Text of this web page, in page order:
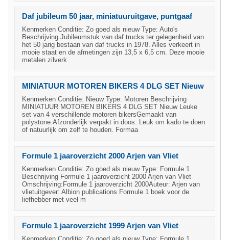
Daf jubileum 50 jaar, miniatuuruitgave, puntgaaf
Kenmerken Conditie: Zo goed als nieuw Type: Auto's
Beschrijving Jubileumstuk van daf trucks ter gelegenheid van
het 50 jarig bestaan van daf trucks in 1978. Alles verkeert in
mooie staat en de afmetingen zijn 13,5 x 6,5 cm. Deze mooie
metalen zilverk
MINIATUUR MOTOREN BIKERS 4 DLG SET Nieuw
Kenmerken Conditie: Nieuw Type: Motoren Beschrijving
MINIATUUR MOTOREN BIKERS 4 DLG SET Nieuw Leuke
set van 4 verschillende motoren bikersGemaakt van
polystone.Afzonderlijk verpakt in doos. Leuk om kado te doen
of natuurlijk om zelf te houden. Formaa
Formule 1 jaaroverzicht 2000 Arjen van Vliet
Kenmerken Conditie: Zo goed als nieuw Type: Formule 1
Beschrijving Formule 1 jaaroverzicht 2000 Arjen van Vliet
Omschrijving:Formule 1 jaaroverzicht 2000Auteur: Arjen van
vlietuitgever: Albion publications Formule 1 boek voor de
liefhebber met veel m
Formule 1 jaaroverzicht 1999 Arjen van Vliet